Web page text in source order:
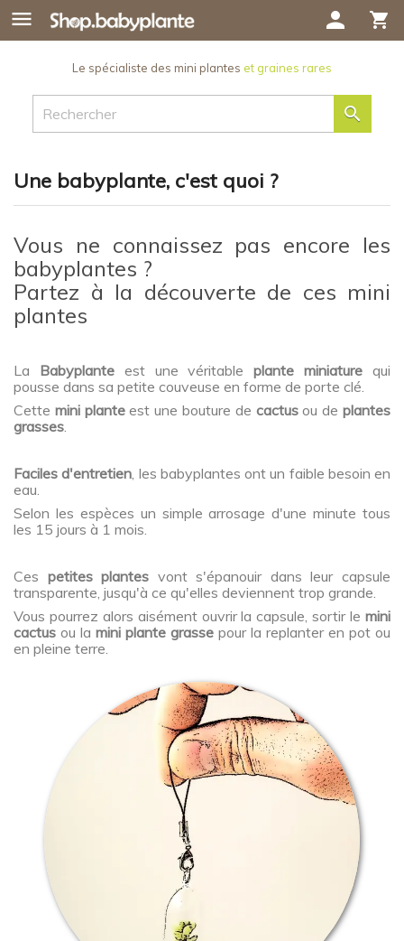
 shopping_cart
person
Le spécialiste des mini plantes et graines rares

Une babyplante, c'est quoi ?
Vous ne connaissez pas encore les
babyplantes ?
Partez à la découverte de ces mini
plantes
La Babyplanteest une véritableplante miniature qui
pousse dans sa petite couveuse en forme de porte clé.
Cette mini planteest une bouture de cactusou deplantes
grasses
Faciles d'entretien , les babyplantes ont un faible besoin en
eau.
Selon les espèces un simple arrosage d'une minute tous
les 15 jours à 1 mois.
Ces petites plantes vont s'épanouir dans leur capsule
transparente, jusqu'à ce qu'elles deviennent trop grande.
Vous pourrez alors aisément ouvrir la capsule, sortir le mini
cactus ou la mini plante grasse pour la replanter en pot ou
en pleine terre.